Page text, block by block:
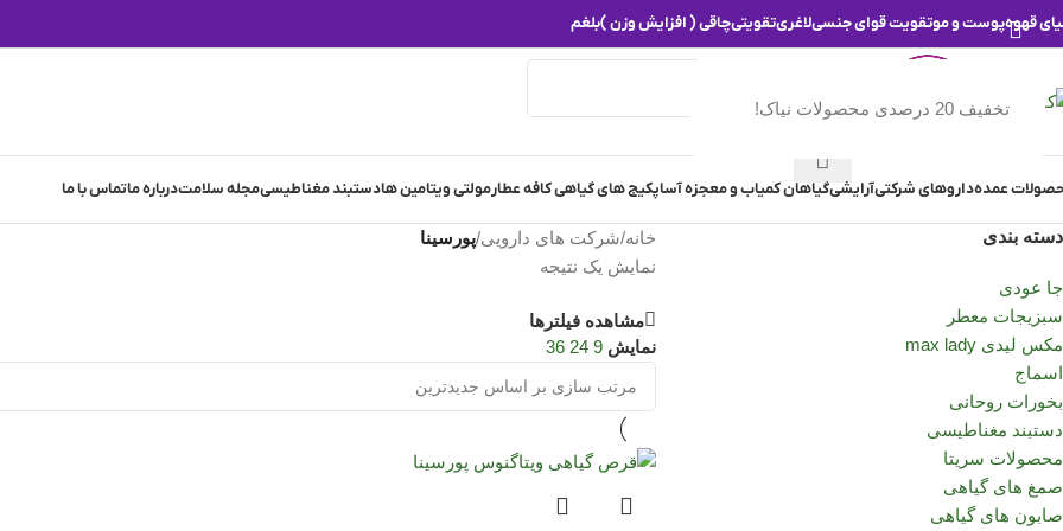
تخفیف 20 درصدی محصولات نیاک!
قهوهپوست و موتقویت قوای جنسیلاغریتقویتیچاقی ( افزایش وزن )بلغم
عمدهداروهای شرکتیآرایشیگیاهان کمیاب و معجزه آساپکیج های گیاهی کافه عطارمولتی ویتامین هادستبند مغناطیسیمجله سلامتدرباره ماتماس با ما
دسته بندی
جا عودی
سبزیجات معطر
مکس لیدی max lady
اسماج
بخورات روحانی
دستبند مغناطیسی
محصولات سریتا
صمغ های گیاهی
صابون های گیاهی
خانه/شرکت های دارویی/پورسینا
نمایش یک نتیجه
مشاهده فیلترها
نمایش9
24
36